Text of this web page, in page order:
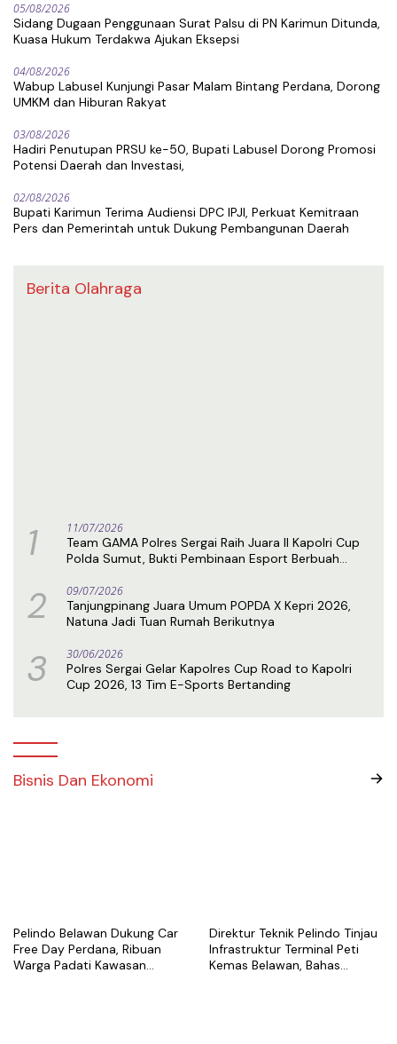
05/08/2026
Sidang Dugaan Penggunaan Surat Palsu di PN Karimun Ditunda,
Kuasa Hukum Terdakwa Ajukan Eksepsi
04/08/2026
Wabup Labusel Kunjungi Pasar Malam Bintang Perdana, Dorong
UMKM dan Hiburan Rakyat
03/08/2026
Hadiri Penutupan PRSU ke-50, Bupati Labusel Dorong Promosi
Potensi Daerah dan Investasi,
02/08/2026
Bupati Karimun Terima Audiensi DPC IPJI, Perkuat Kemitraan
Pers dan Pemerintah untuk Dukung Pembangunan Daerah
Berita Olahraga
1 11/07/2026
Team GAMA Polres Sergai Raih Juara II Kapolri Cup
Polda Sumut, Bukti Pembinaan Esport Berbuah
2 09/07/2026
Tanjungpinang Juara Umum POPDA X Kepri 2026,
Natuna Jadi Tuan Rumah Berikutnya
3 30/06/2026
Polres Sergai Gelar Kapolres Cup Road to Kapolri
Cup 2026, 13 Tim E-Sports Bertanding
Bisnis Dan Ekonomi
Pelindo Belawan Dukung Car
Free Day Perdana, Ribuan
Warga Padati Kawasan
Direktur Teknik Pelindo Tinjau
Infrastruktur Terminal Peti
Kemas Belawan, Bahas